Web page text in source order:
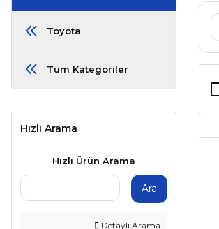
Toyota
Tüm Kategoriler
Hızlı Arama
Hızlı Ürün Arama
Ara
Detaylı Arama